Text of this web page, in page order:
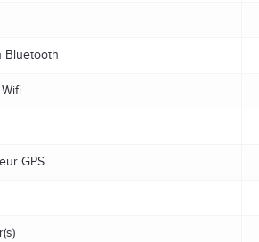
Bluetooth
GPS